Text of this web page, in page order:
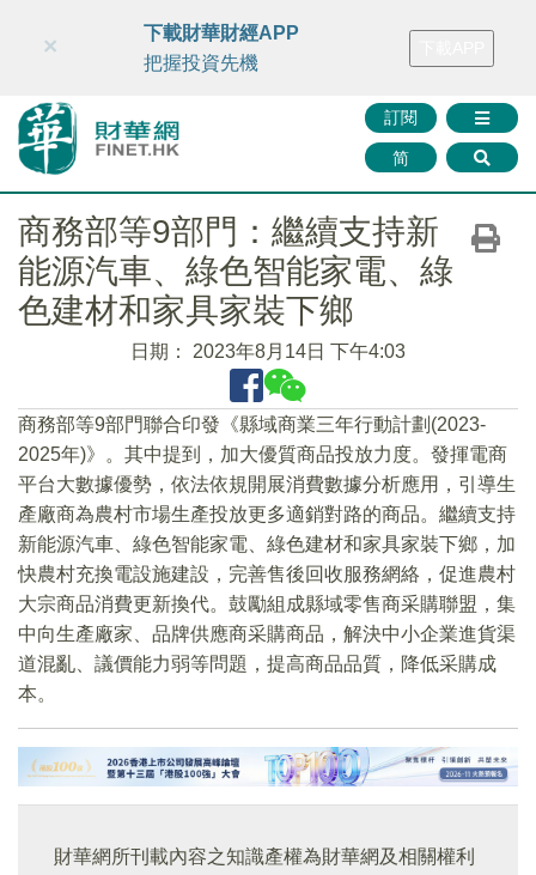
財華智庫網 FINTV FINMETA 財華證券 媒體矩陣
訂閱
简
×
下載財華財經APP
把握投資先機
商務部等9部門：繼續支持新
能源汽車、綠色智能家電、綠
色建材和家具家裝下鄉
日期： 2023年8月14日 下午4:03
商務部等9部門聯合印發《縣域商業三年行動計劃(2023-
2025年)》。其中提到，加大優質商品投放力度。發揮電商
平台大數據優勢，依法依規開展消費數據分析應用，引導生
產廠商為農村市場生產投放更多適銷對路的商品。繼續支持
新能源汽車、綠色智能家電、綠色建材和家具家裝下鄉，加
快農村充換電設施建設，完善售後回收服務網絡，促進農村
大宗商品消費更新換代。鼓勵組成縣域零售商采購聯盟，集
中向生產廠家、品牌供應商采購商品，解決中小企業進貨渠
道混亂、議價能力弱等問題，提高商品品質，降低采購成
本。
財華網所刊載內容之知識產權為財華網及相關權利